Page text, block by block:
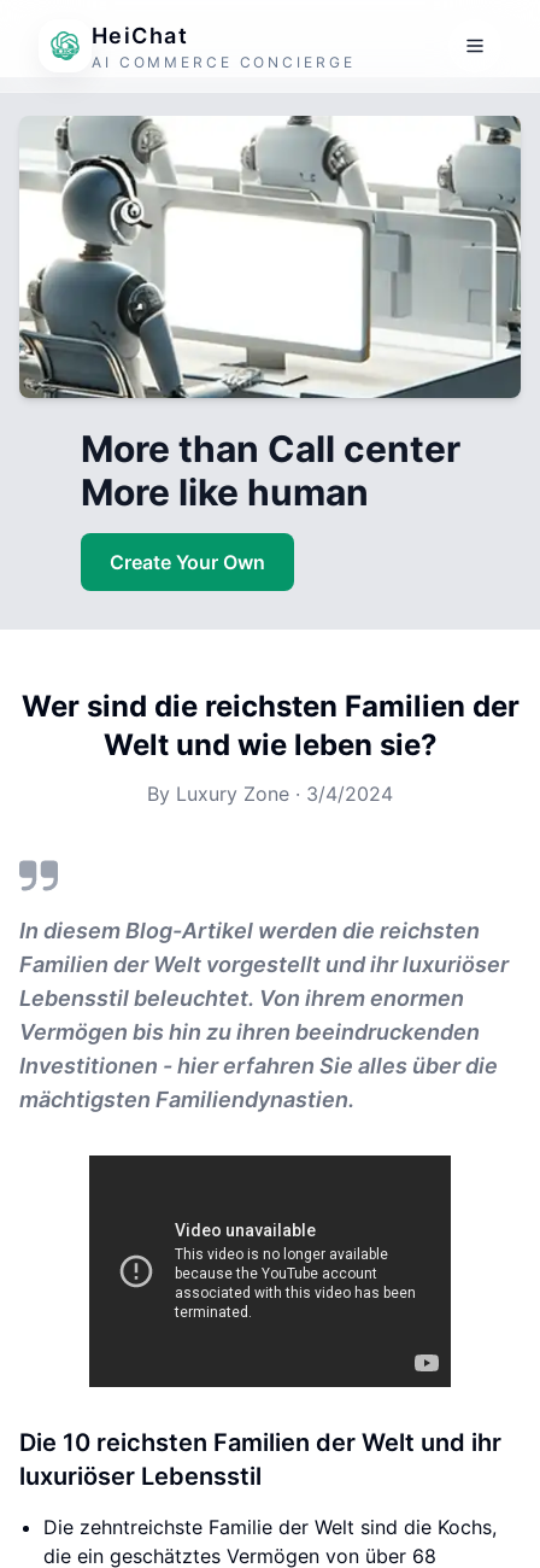
HeiChat
AI COMMERCE CONCIERGE
More than Call center
More like human
Create Your Own
Wer sind die reichsten Familien der
Welt und wie leben sie?
By Luxury Zone · 3/4/2024
In diesem Blog-Artikel werden die reichsten
Familien der Welt vorgestellt und ihr luxuriöser
Lebensstil beleuchtet. Von ihrem enormen
Vermögen bis hin zu ihren beeindruckenden
Investitionen - hier erfahren Sie alles über die
mächtigsten Familiendynastien.
Die 10 reichsten Familien der Welt und ihr
luxuriöser Lebensstil
Die zehntreichste Familie der Welt sind die Kochs,
die ein geschätztes Vermögen von über 68